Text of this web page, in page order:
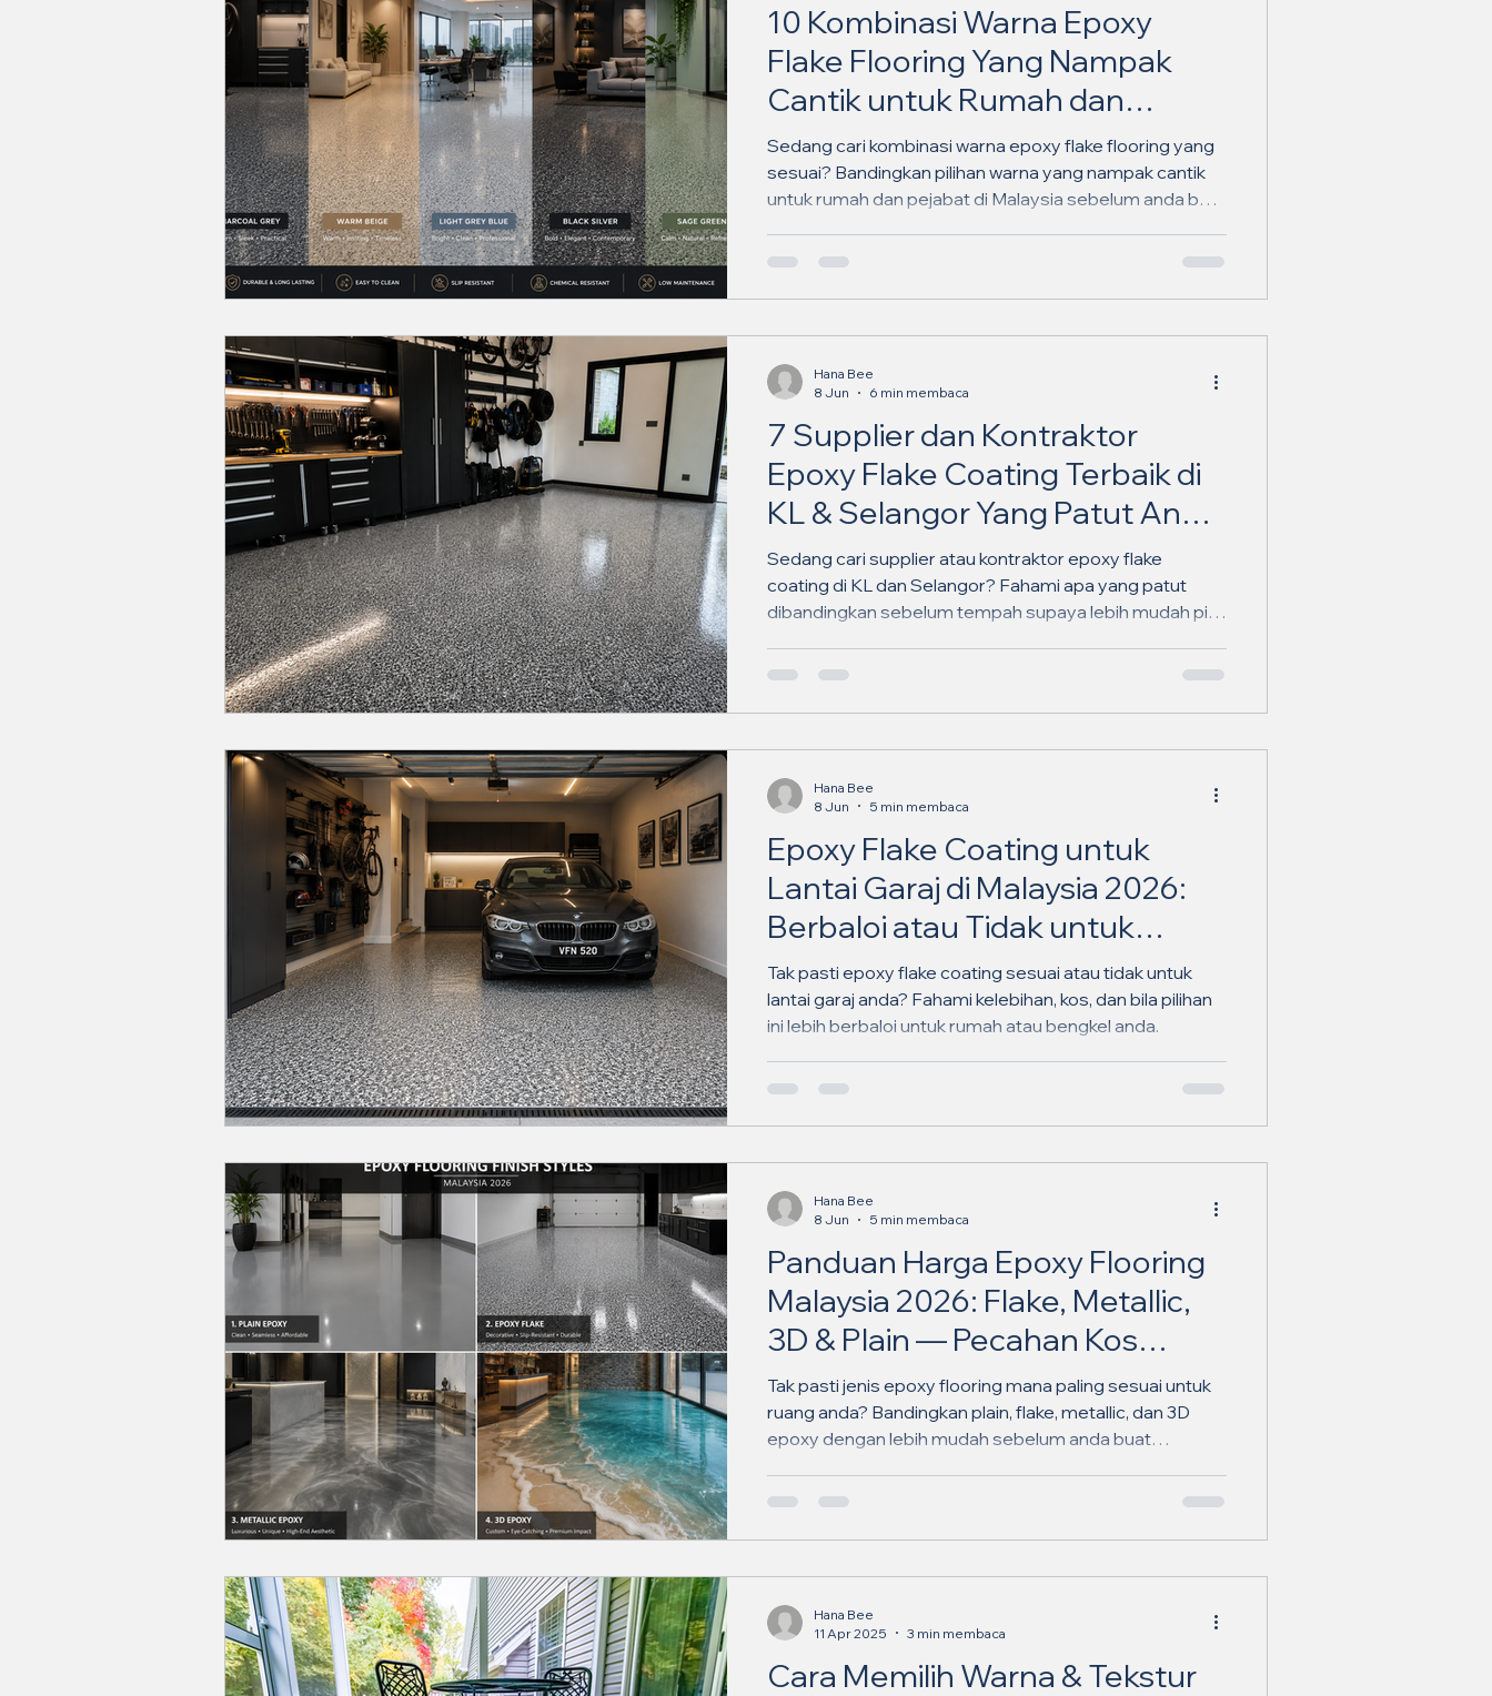
10 Kombinasi Warna Epoxy
Flake Flooring Yang Nampak
Cantik untuk Rumah dan
Pejabat di Malaysia pada 2026 ✨
Sedang cari kombinasi warna epoxy flake flooring yang
sesuai? Bandingkan pilihan warna yang nampak cantik
untuk rumah dan pejabat di Malaysia sebelum anda buat
7 Supplier dan Kontraktor
Epoxy Flake Coating Terbaik di
KL & Selangor Yang Patut Anda
Tahu pada 2026 ✨
Sedang cari supplier atau kontraktor epoxy flake
coating di KL dan Selangor? Fahami apa yang patut
dibandingkan sebelum tempah supaya lebih mudah pilih
Hana Bee
8 Jun
6 min membaca
Epoxy Flake Coating untuk
Lantai Garaj di Malaysia 2026:
Berbaloi atau Tidak untuk
Rumah atau Bengkel Anda? ✨
Tak pasti epoxy flake coating sesuai atau tidak untuk
lantai garaj anda? Fahami kelebihan, kos, dan bila pilihan
ini lebih berbaloi untuk rumah atau bengkel anda.
Hana Bee
8 Jun
5 min membaca
Panduan Harga Epoxy Flooring
Malaysia 2026: Flake, Metallic,
3D & Plain — Pecahan Kos
Lengkap ✨
Tak pasti jenis epoxy flooring mana paling sesuai untuk
ruang anda? Bandingkan plain, flake, metallic, dan 3D
epoxy dengan lebih mudah sebelum anda buat
Hana Bee
8 Jun
5 min membaca
Cara Memilih Warna & Tekstur
Hana Bee
11 Apr 2025
3 min membaca